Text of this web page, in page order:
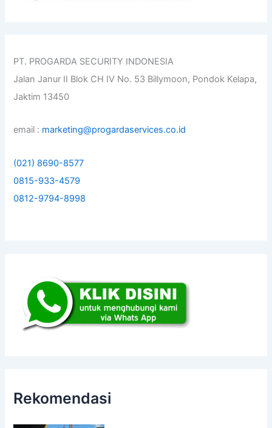
PT. PROGARDA SECURITY INDONESIA
Jalan Janur II Blok CH IV No. 53 Billymoon, Pondok Kelapa,
Jaktim 13450
email : marketing@progardaservices.co.id
(021) 8690-8577
0815-933-4579
0812-9794-8998
Rekomendasi